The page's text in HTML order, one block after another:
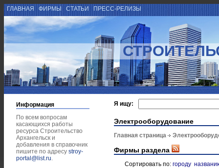
ГЛАВНАЯ ФИРМЫ СТАТЬИ ПРЕСС-РЕЛИЗЫ
Информация
По всем вопросам
касающихся работы
ресурса Строительство
Архангельск и
добавления в справочник
пишите по адресу stroy-
portal@list.ru.
Я ищу:
Электрооборудование
Главная страница
Фирмы раздела
Сортировать по: городу